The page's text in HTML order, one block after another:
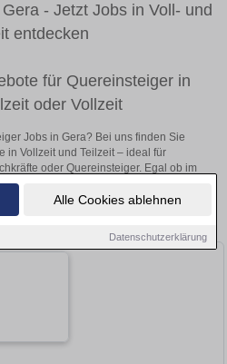
Alle Cookies ablehnen
Datenschutzerklärung
- Jetzt Jobs in Voll- und
entdecken
für Quereinsteiger in
oder Vollzeit
Jobs in Gera? Bei uns finden Sie
in Vollzeit und Teilzeit – ideal für
oder Quereinsteiger. Egal ob im
Sie jetzt neue Chancen in Ihrer
direkt auf passende Quereinsteiger-
in Gera!